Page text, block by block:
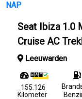
Seat Ibiza 1.0
Cruise AC
Leeuwarden
155.126
Kilometer